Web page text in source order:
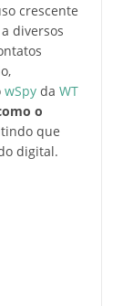
crescente
diversos
wSpy da WT
o
que
digital.